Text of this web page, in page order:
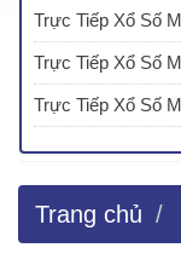
Trực Tiếp Xổ Số
Trực Tiếp Xổ Số
Trực Tiếp Xổ Số
Trang chủ